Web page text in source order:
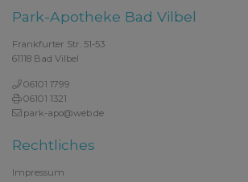
Park-Apotheke Bad Vilbel
Frankfurter Str. 51-53
61118 Bad Vilbel
06101 1799
06101 1321
park-apo@web.de
Rechtliches
Impressum